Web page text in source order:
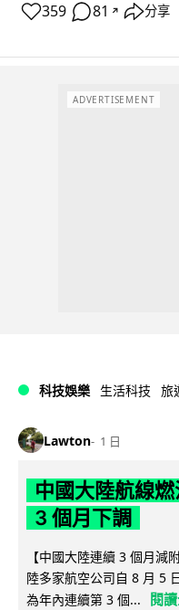
359 81 ↗ 分享
ADVERTISEMENT
科技娛樂 生活科技 旅
Lawton 1 日
中國大陸航線
3 個月下調
【中國大陸連續 3 個月減
陸多家航空公司自 8 月 5
為年內連續第 3 個...
閱